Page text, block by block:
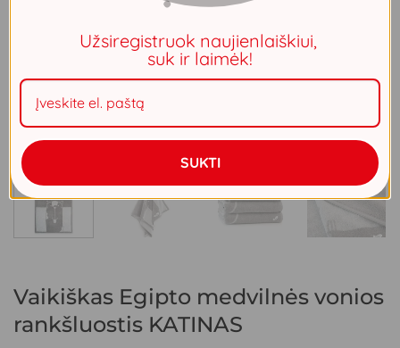
Vaikiškas Egipto medvilnės vonios
rankšluostis KATINAS
Užsiregistruok naujienlaiškiui,
suk ir laimėk!
SUKTI